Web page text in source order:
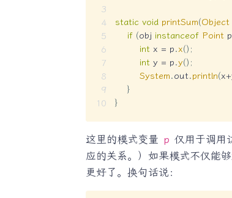
static void printSum(Object
if (obj instanceof Point p
int x = p.x() ;
int y = p.y() ;
System.out.println(x+
}
}
这里的模式变量 p 仅用于调用
应的关系。）如果模式不仅能
更好了。换句话说：